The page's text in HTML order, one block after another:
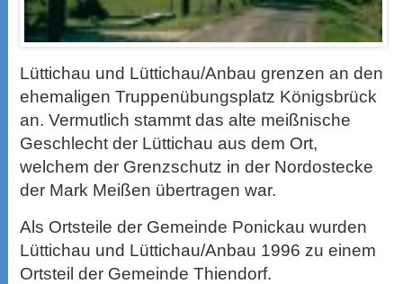
Lüttichau und Lüttichau/Anbau grenzen an den
ehemaligen Truppenübungsplatz Königsbrück
an. Vermutlich stammt das alte meißnische
Geschlecht der Lüttichau aus dem Ort,
welchem der Grenzschutz in der Nordostecke
der Mark Meißen übertragen war.
Als Ortsteile der Gemeinde Ponickau wurden
Lüttichau und Lüttichau/Anbau 1996 zu einem
Ortsteil der Gemeinde Thiendorf.